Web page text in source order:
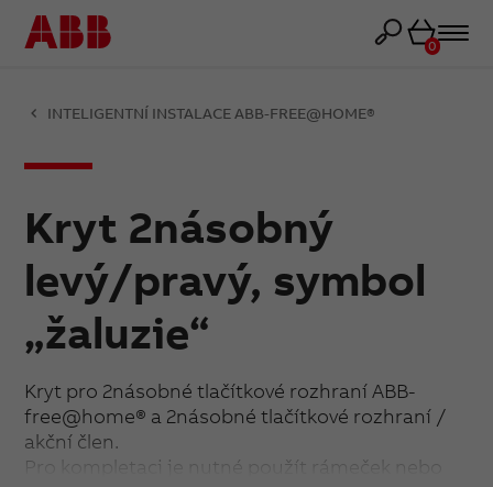
Košík
0
INTELIGENTNÍ INSTALACE ABB-FREE@HOME®
Kryt 2násobný
levý/pravý, symbol
„žaluzie“
Kryt pro 2násobné tlačítkové rozhraní ABB-
free@home® a 2násobné tlačítkové rozhraní /
akční člen.
Pro kompletaci je nutné použít rámeček nebo